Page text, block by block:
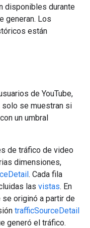
disponibles durante
generan. Los
están
de YouTube,
se muestran si
un umbral
de tráfico de video
dimensiones,
. Cada fila
las vistas. En
originó a partir de
trafficSourceDetail
generó el tráfico.